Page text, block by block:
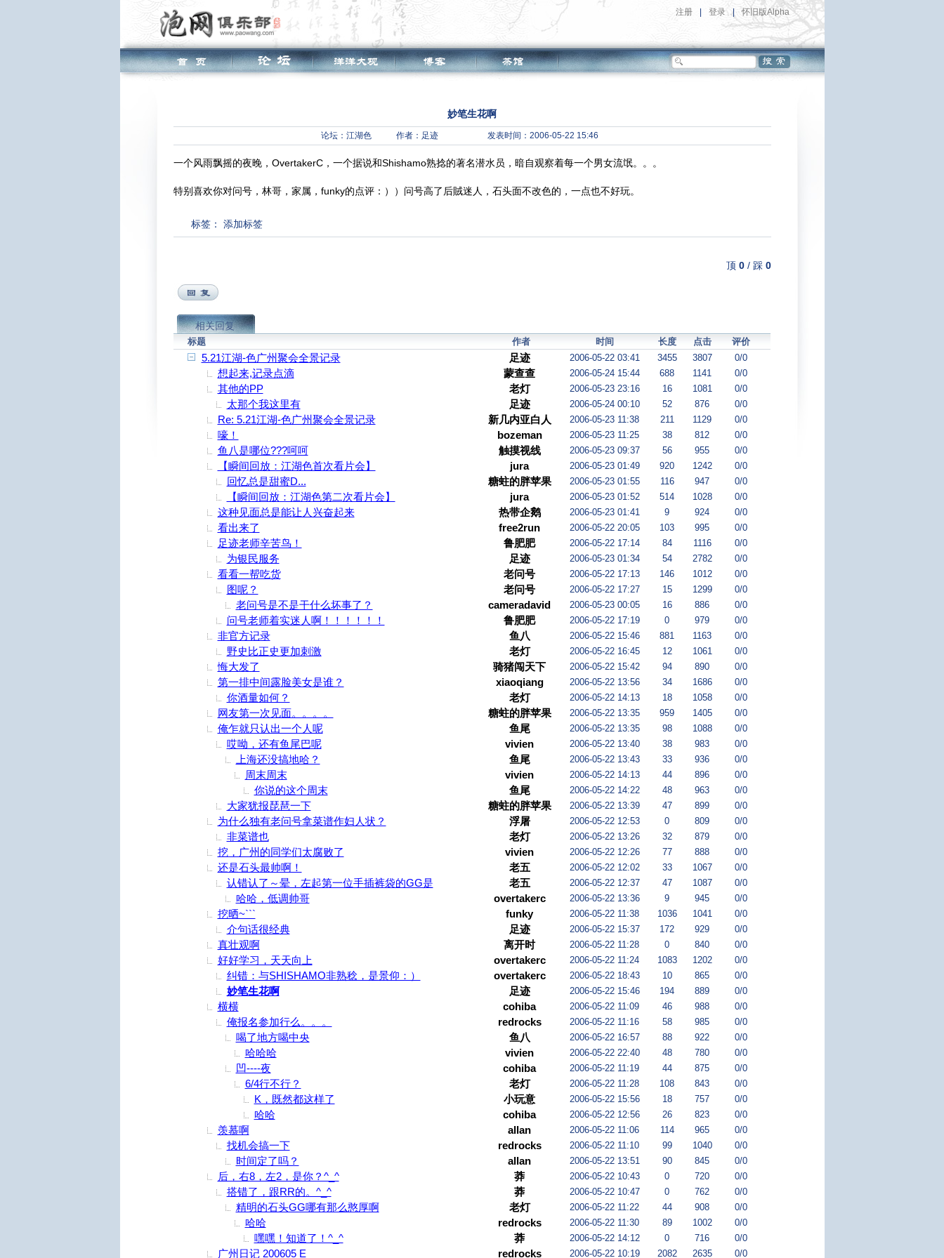
注册 登录 | 怀旧版Alpha
妙笔生花啊
论坛： 江湖色 作者：足迹 发表时间：2006-05-22 15:46
一个风雨飘摇的夜晚，OvertakerC，一个据说和Shishamo熟捻的著名潜水员，暗自观察着每一个男女流氓。。。
特别喜欢你对问号，林哥，家属，funky的点评：））问号高了后賊迷人，石头面不改色的，一点也不好玩。
标签： 添加标签
顶 0/ 踩 0
相关回复
标题 作者 时间 长度 点击 评价
5.21江湖-色广州聚会全景记录 足迹 2006-05-22 03:41 3455 3807 0/0
想起来,记录点滴 蒙查查 2006-05-24 15:44 688 1141 0/0
其他的PP 老灯 2006-05-23 23:16 16 1081 0/0
太那个我这里有 足迹 2006-05-24 00:10 52 876 0/0
Re: 5.21江湖-色广州聚会全景记录 新几内亚白人 2006-05-23 11:38 211 1129 0/0
嚎！ bozeman 2006-05-23 11:25 38 812 0/0
鱼八是哪位???呵呵 触摸视线 2006-05-23 09:37 56 955 0/0
【瞬间回放：江湖色首次看片会】 jura 2006-05-23 01:49 920 1242 0/0
回忆总是甜蜜D... 糖蛀的胖苹果 2006-05-23 01:55 116 947 0/0
【瞬间回放：江湖色第二次看片会】 jura 2006-05-23 01:52 514 1028 0/0
这种见面总是能让人兴奋起来 热带企鹅 2006-05-23 01:41 9 924 0/0
看出来了 free2run 2006-05-22 20:05 103 995 0/0
足迹老师辛苦鸟！ 鲁肥肥 2006-05-22 17:14 84 1116 0/0
为银民服务 足迹 2006-05-23 01:34 54 2782 0/0
看看一帮吃货 老问号 2006-05-22 17:13 146 1012 0/0
图呢？ 老问号 2006-05-22 17:27 15 1299 0/0
老问号是不是干什么坏事了？ cameradavid 2006-05-23 00:05 16 886 0/0
问号老师着实迷人啊！！！！！！ 鲁肥肥 2006-05-22 17:19 0 979 0/0
非官方记录 鱼八 2006-05-22 15:46 881 1163 0/0
野史比正史更加刺激 老灯 2006-05-22 16:45 12 1061 0/0
悔大发了 骑猪闯天下 2006-05-22 15:42 94 890 0/0
第一排中间露脸美女是谁？ xiaoqiang 2006-05-22 13:56 34 1686 0/0
你酒量如何？ 老灯 2006-05-22 14:13 18 1058 0/0
网友第一次见面。。。。 糖蛀的胖苹果 2006-05-22 13:35 959 1405 0/0
俺乍就只认出一个人呢 鱼尾 2006-05-22 13:35 98 1088 0/0
哎呦，还有鱼尾巴呢 vivien 2006-05-22 13:40 38 983 0/0
上海还没搞地哈？ 鱼尾 2006-05-22 13:43 33 936 0/0
周末周末 vivien 2006-05-22 14:13 44 896 0/0
你说的这个周末 鱼尾 2006-05-22 14:22 48 963 0/0
大家犹报琵琶一下 糖蛀的胖苹果 2006-05-22 13:39 47 899 0/0
为什么独有老问号拿菜谱作妇人状？ 浮屠 2006-05-22 12:53 0 809 0/0
非菜谱也 老灯 2006-05-22 13:26 32 879 0/0
挖，广州的同学们太腐败了 vivien 2006-05-22 12:26 77 888 0/0
还是石头最帅啊！ 老五 2006-05-22 12:02 33 1067 0/0
认错认了～晕，左起第一位手插裤袋的GG是 老五 2006-05-22 12:37 47 1087 0/0
哈哈，低调帅哥 overtakerc 2006-05-22 13:36 9 945 0/0
挖晒~``` funky 2006-05-22 11:38 1036 1041 0/0
介句话很经典 足迹 2006-05-22 15:37 172 929 0/0
真壮观啊 离开时 2006-05-22 11:28 0 840 0/0
好好学习，天天向上 overtakerc 2006-05-22 11:24 1083 1202 0/0
纠错：与SHISHAMO非熟稔，是景仰：） overtakerc 2006-05-22 18:43 10 865 0/0
妙笔生花啊 足迹 2006-05-22 15:46 194 889 0/0
横横 cohiba 2006-05-22 11:09 46 988 0/0
俺报名参加行么。。。 redrocks 2006-05-22 11:16 58 985 0/0
喝了地方喝中央 鱼八 2006-05-22 16:57 88 922 0/0
哈哈哈 vivien 2006-05-22 22:40 48 780 0/0
凹----夜 cohiba 2006-05-22 11:19 44 875 0/0
6/4行不行？ 老灯 2006-05-22 11:28 108 843 0/0
K，既然都这样了 小玩意 2006-05-22 15:56 18 757 0/0
哈哈 cohiba 2006-05-22 12:56 26 823 0/0
羡慕啊 allan 2006-05-22 11:06 114 965 0/0
找机会搞一下 redrocks 2006-05-22 11:10 99 1040 0/0
时间定了吗？ allan 2006-05-22 13:51 90 845 0/0
后，右8，左2，是你？^_^ 莽 2006-05-22 10:43 0 720 0/0
搭错了，跟RR的。^_^ 莽 2006-05-22 10:47 0 762 0/0
精明的石头GG哪有那么憨厚啊 老灯 2006-05-22 11:22 44 908 0/0
哈哈 redrocks 2006-05-22 11:30 89 1002 0/0
嘿嘿！知道了！^_^ 莽 2006-05-22 14:12 0 716 0/0
广州日记 200605 E redrocks 2006-05-22 10:19 2082 2635 0/0